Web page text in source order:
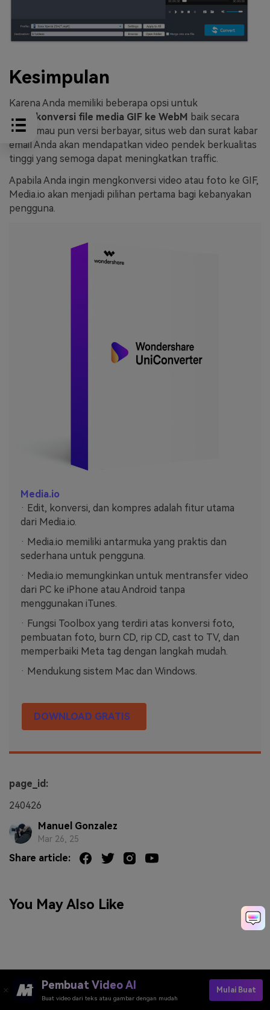
Kesimpulan
Karena Anda memiliki beberapa opsi untuk
mengkonversi file media GIF ke WebM baik secara
gratis mau pun versi berbayar, situs web dan surat kabar
email Anda akan mendapatkan video pendek berkualitas
tinggi yang semoga dapat meningkatkan traffic.
Apabila Anda ingin mengkonversi video atau foto ke GIF,
Media.io akan menjadi pilihan pertama bagi kebanyakan
pengguna.
Media.io
· Edit, konversi, dan kompres adalah fitur utama
dari Media.io.
· Media.io memiliki antarmuka yang praktis dan
sederhana untuk pengguna.
· Media.io memungkinkan untuk mentransfer video
dari PC ke iPhone atau Android tanpa
menggunakan iTunes.
· Fungsi Toolbox yang terdiri atas konversi foto,
pembuatan foto, burn CD, rip CD, cast to TV, dan
memperbaiki Meta tag dengan langkah mudah.
· Mendukung sistem Mac dan Windows.
DOWNLOAD GRATIS
page_id:
240426
Manuel Gonzalez
Mar 26, 25
Share article:
You May Also Like
Pembuat Video AI
Buat video dari teks atau gambar dengan mudah
Mulai Buat